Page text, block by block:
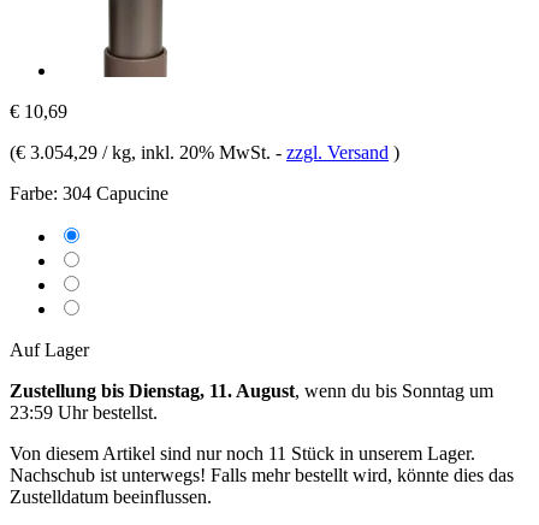
€ 10,69
(€ 3.054,29 / kg, inkl. 20% MwSt. - zzgl. Versand )
Farbe: 304 Capucine
Auf Lager
Zustellung bis Dienstag, 11. August, wenn du bis Sonntag um
23:59 Uhrbestellst.
Von diesem Artikel sind nur noch 11 Stück in unserem Lager.
Nachschub ist unterwegs! Falls mehr bestellt wird, könnte dies das
Zustelldatum beeinflussen.